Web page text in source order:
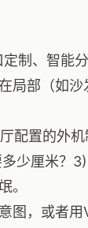
定制、智能
局部（如沙
配置的外
少厘米？
。
图，或者用